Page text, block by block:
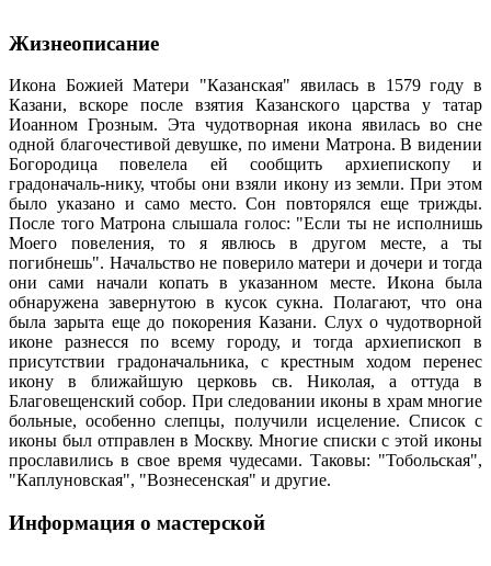
Жизнеописание
Икона Божией Матери "Казанская" явилась в 1579 году в
Казани, вскоре после взятия Казанского царства у татар
Иоанном Грозным. Эта чудотворная икона явилась во сне
одной благочестивой девушке, по имени Матрона. В видении
Богородица повелела ей сообщить архиепископу и
градоначаль-нику, чтобы они взяли икону из земли. При этом
было указано и само место. Сон повторялся еще трижды.
После того Матрона слышала голос: "Если ты не исполнишь
Моего повеления, то я явлюсь в другом месте, а ты
погибнешь". Начальство не поверило матери и дочери и тогда
они сами начали копать в указанном месте. Икона была
обнаружена завернутою в кусок сукна. Полагают, что она
была зарыта еще до покорения Казани. Слух о чудотворной
иконе разнесся по всему городу, и тогда архиепископ в
присутствии градоначальника, с крестным ходом перенес
икону в ближайшую церковь св. Николая, а оттуда в
Благовещенский собор. При следовании иконы в храм многие
больные, особенно слепцы, получили исцеление. Список с
иконы был отправлен в Москву. Многие списки с этой иконы
прославились в свое время чудесами. Таковы: "Тобольская",
"Каплуновская", "Вознесенская" и другие.
Информация о мастерской